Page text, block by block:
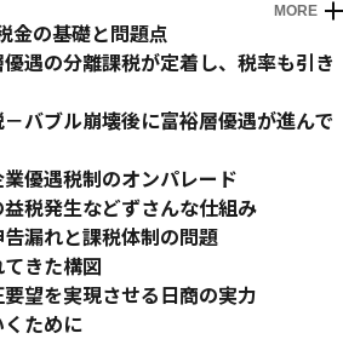
MORE
の基礎と問題点
近代から現代の流れを一気につかむ
原則」
制を生んできた
てくる
小企業の経営者・役員
業＝中小企業＝同族企業
遇の分離課税が定着し、税率も引き
の圧縮」
定着
」として、骨抜きに
バブル崩壊後に富裕層優遇が進んで
か
続税
与税
優遇税制のオンパレード
が法人税収の６割強を納める異常
０万円が節税の分岐点
税発生などずさんな仕組み
盛ったために、空洞化
ンボイス方式でないのは日本だけ
がっても、約６割が免税事業者
税が生まれる簡易課税制度
漏れと課税体制の問題
税額は１０兆円前後増える
よいのか
きた構図
し進めた商工会議所との連携
グリーンカード制度
望を実現させる日商の実力
望が多い
ために